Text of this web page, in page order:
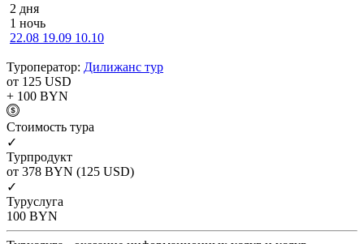
2 дня
1 ночь
22.08 19.09 10.10
Туроператор: Дилижанс тур
от 125 USD
+ 100 BYN
Cтоимость тура
✓
Турпродукт
от 378 BYN (125 USD)
✓
Туруслуга
100 BYN